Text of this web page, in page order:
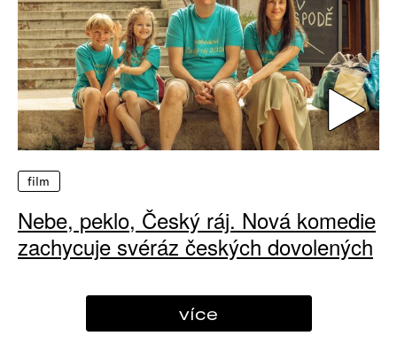
film
Nebe, peklo, Český ráj. Nová komedie
zachycuje svéráz českých dovolených
více